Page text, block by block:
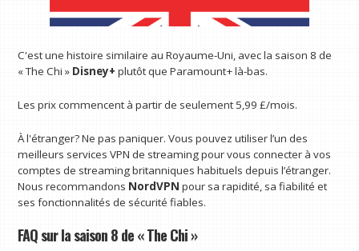
C'est une histoire similaire au Royaume-Uni, avec la saison 8 de
« The Chi » Disney+ plutôt que Paramount+ là-bas.
Les prix commencent à partir de seulement 5,99 £/mois.
À l'étranger? Ne pas paniquer. Vous pouvez utiliser l’un des
meilleurs services VPN de streaming pour vous connecter à vos
comptes de streaming britanniques habituels depuis l’étranger.
Nous recommandons NordVPN pour sa rapidité, sa fiabilité et
ses fonctionnalités de sécurité fiables.
FAQ sur la saison 8 de « The Chi »